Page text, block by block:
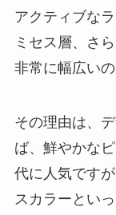
アクティブな
ミセス層、さ
非常に幅広いの
その理由は、
ば、鮮やかな
代に人気です
スカラーとい